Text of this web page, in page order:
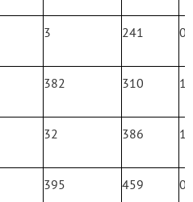
3 241 0
382 310 1
32 386 1
395 459 0